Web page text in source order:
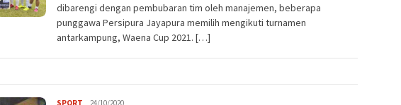
dibarengi dengan pembubaran tim oleh manajemen, beberapa
punggawa Persipura Jayapura memilih mengikuti turnamen
antarkampung, Waena Cup 2021. […]
SPORT JPatading
24/10/2020